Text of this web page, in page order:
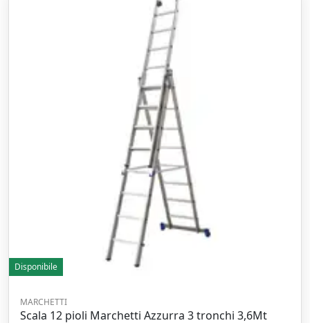
Disponibile
MARCHETTI
Scala 12 pioli Marchetti Azzurra 3 tronchi 3,6Mt